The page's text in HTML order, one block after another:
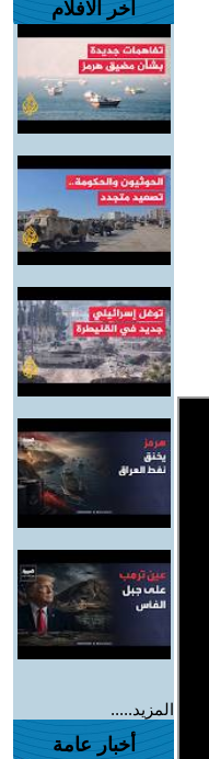
اخر الافلام
المزيد.....
أخبار عامة